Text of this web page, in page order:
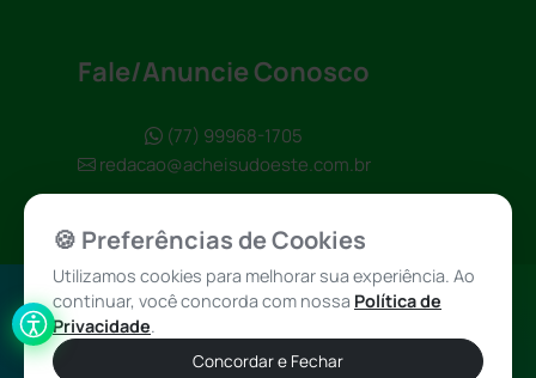
Fale/Anuncie Conosco
(77) 99968-1705
redacao@acheisudoeste.com.br
Política de
Privacidade
Achei Sudoeste
© 2026 - Todos
os direitos
🍪 Preferências de Cookies
Utilizamos cookies para melhorar sua experiência. Ao
continuar, você concorda com nossa Política de
Privacidade.
Concordar e Fechar